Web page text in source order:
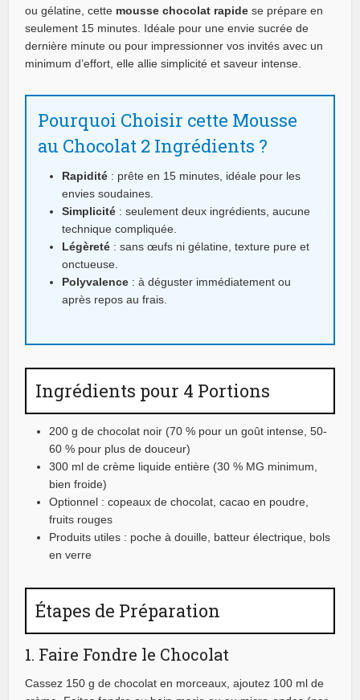
ou gélatine, cette mousse chocolat rapide se prépare en
seulement 15 minutes. Idéale pour une envie sucrée de
dernière minute ou pour impressionner vos invités avec un
minimum d’effort, elle allie simplicité et saveur intense.
Pourquoi Choisir cette Mousse
au Chocolat 2 Ingrédients ?
Rapidité : prête en 15 minutes, idéale pour les
envies soudaines.
Simplicité : seulement deux ingrédients, aucune
technique compliquée.
Légèreté : sans œufs ni gélatine, texture pure et
onctueuse.
Polyvalence : à déguster immédiatement ou
après repos au frais.
Ingrédients pour 4 Portions
200 g de chocolat noir (70 % pour un goût intense, 50-
60 % pour plus de douceur)
300 ml de crème liquide entière (30 % MG minimum,
bien froide)
Optionnel : copeaux de chocolat, cacao en poudre,
fruits rouges
Produits utiles : poche à douille, batteur électrique, bols
en verre
Étapes de Préparation
1. Faire Fondre le Chocolat
Cassez 150 g de chocolat en morceaux, ajoutez 100 ml de